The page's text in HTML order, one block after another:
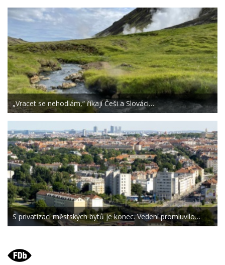
„Vracet se nehodlám,“ říkají Češi a Slováci…
S privatizací městských bytů je konec. Vedení promluvilo…